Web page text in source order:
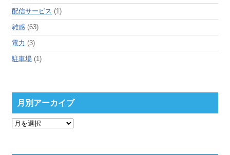
配信サービス (1)
雑感 (63)
電力 (3)
駐車場 (1)
月別アーカイブ
月
ー